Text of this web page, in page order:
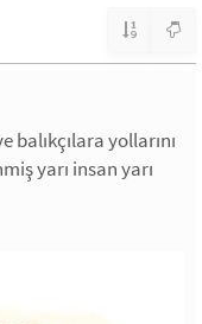
yollarını
yarı insan yarı